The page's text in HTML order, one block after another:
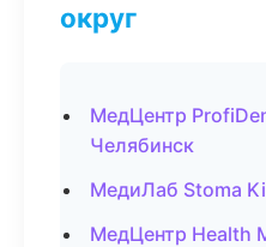
округ
МедЦентр
Челябинск
МедиЛаб Stoma
МедЦентр Health